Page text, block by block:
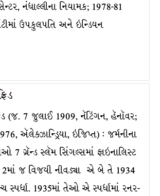
નંધાલ્લીના નિયામક; 1978-81
ઉપકુલપતિ અને ઇન્ડિયન
(જ. 7 જુલાઈ 1909, નૅટિંગન, હૅનૉવર;
ઍલેક્ઝાન્ડ્રિયા, ઇજિપ્ત) : જર્મનીના
7 ગ્રૅન્ડ સ્લૅમ સિંગલ્સમાં ફાઇનાલિસ્ટ
જ વિજયી નીવડ્યા એ બે તે 1934
સ્પર્ધા. 1935માં તેઓ એ સ્પર્ધામાં રનર-